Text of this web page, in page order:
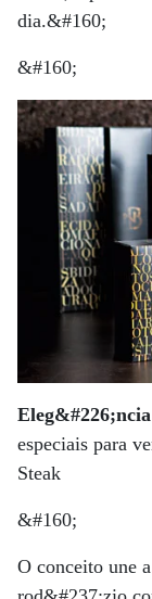
dia.&#160;
&#160;
especiais para
Steak
&#160;
O conceito une